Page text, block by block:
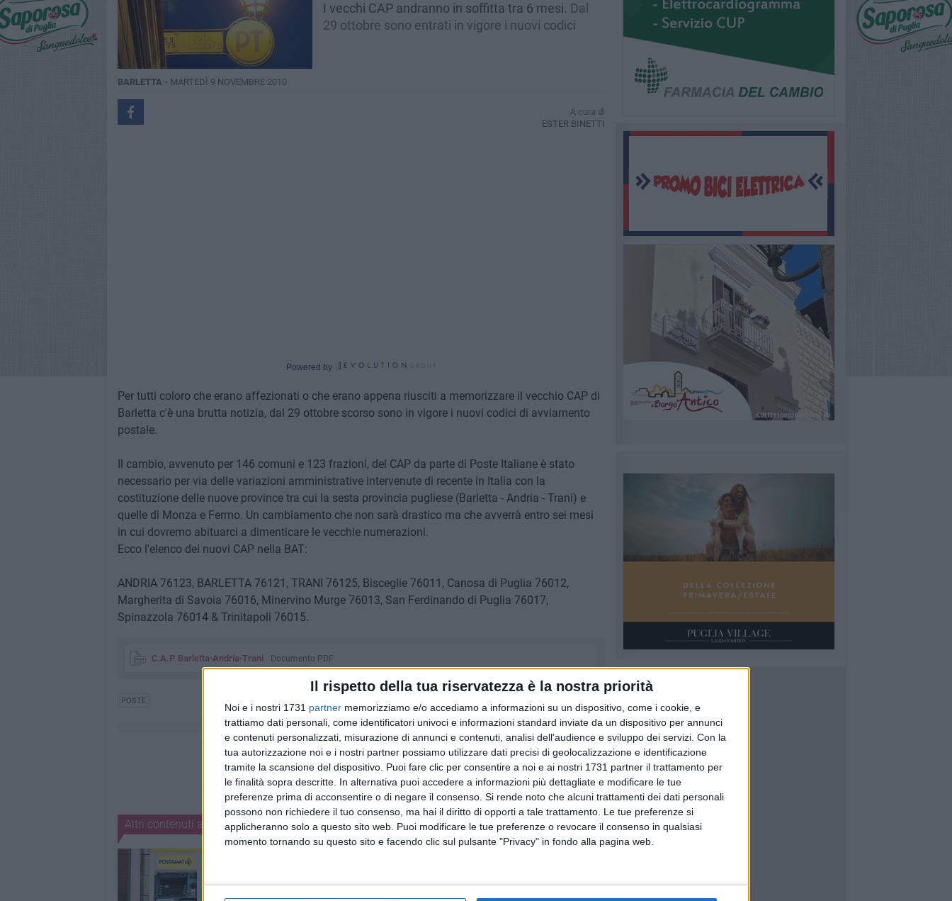
Il rispetto della tua riservatezza è la nostra priorità
Noi e i nostri 1731 partner memorizziamo e/o accediamo a informazioni su un dispositivo, come i cookie, e
trattiamo dati personali, come identificatori univoci e informazioni standard inviate da un dispositivo per annunci
e contenuti personalizzati, misurazione di annunci e contenuti, analisi dell'audience e sviluppo dei servizi. Con la
tua autorizzazione noi e i nostri partner possiamo utilizzare dati precisi di geolocalizzazione e identificazione
tramite la scansione del dispositivo. Puoi fare clic per consentire a noi e ai nostri 1731 partner il trattamento per
le finalità sopra descritte. In alternativa puoi accedere a informazioni più dettagliate e modificare le tue
preferenze prima di acconsentire o di negare il consenso. Si rende noto che alcuni trattamenti dei dati personali
possono non richiedere il tuo consenso, ma hai il diritto di opporti a tale trattamento. Le tue preferenze si
applicheranno solo a questo sito web. Puoi modificare le tue preferenze o revocare il consenso in qualsiasi
momento tornando su questo sito e facendo clic sul pulsante "Privacy" in fondo alla pagina web.
I vecchi CAP andranno in soffitta tra 6 mesi. Dal
29 ottobre sono entrati in vigore i nuovi codici
BARLETTA - MARTEDÌ 9 NOVEMBRE 2010
A cura di
ESTER BINETTI
Powered by
Per tutti coloro che erano affezionati o che erano appena riusciti a memorizzare il vecchio CAP di
Barletta c'è una brutta notizia, dal 29 ottobre scorso sono in vigore i nuovi codici di avviamento
postale.
Il cambio, avvenuto per 146 comuni e 123 frazioni, del CAP da parte di Poste Italiane è stato
necessario per via delle variazioni amministrative intervenute di recente in Italia con la
costituzione delle nuove province tra cui la sesta provincia pugliese (Barletta - Andria - Trani) e
quelle di Monza e Fermo. Un cambiamento che non sarà drastico ma che avverrà entro sei mesi
in cui dovremo abituarci a dimenticare le vecchie numerazioni.
Ecco l'elenco dei nuovi CAP nella BAT:
ANDRIA 76123, BARLETTA 76121, TRANI 76125, Bisceglie 76011, Canosa di Puglia 76012,
Margherita di Savoia 76016, Minervino Murge 76013, San Ferdinando di Puglia 76017,
Spinazzola 76014 & Trinitapoli 76015.
C.A.P. Barletta-Andria-Trani Documento PDF
POSTE
Altri contenuti a tema